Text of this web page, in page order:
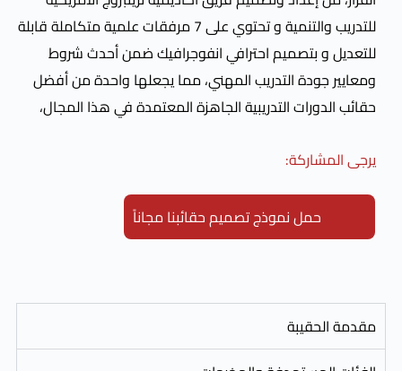
للتدريب والتنمية و تحتوي على 7 مرفقات علمية متكاملة قابلة
احترافي انفوجرافيك ضمن أحدث شروط
التدريب المهني، مما يجعلها واحدة من أفضل
التدريبية الجاهزة المعتمدة في هذا المجال،
نموذج تصميم حقائبنا مجاناً